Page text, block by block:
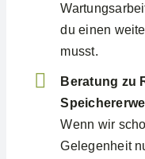
du einen
musst.
Beratung zu
Wenn wir
Gelegenheit